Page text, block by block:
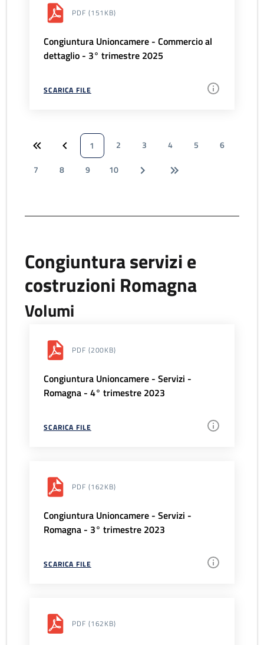
PDF (151KB)
Congiuntura Unioncamere - Commercio al
dettaglio - 3° trimestre 2025
SCARICA FILE
1 2 3 4 5
6
7
8 9 10
Congiuntura servizi e
costruzioni Romagna
Volumi
PDF (200KB)
Congiuntura Unioncamere - Servizi -
Romagna - 4° trimestre 2023
SCARICA FILE
PDF (162KB)
Congiuntura Unioncamere - Servizi -
Romagna - 3° trimestre 2023
SCARICA FILE
PDF (162KB)